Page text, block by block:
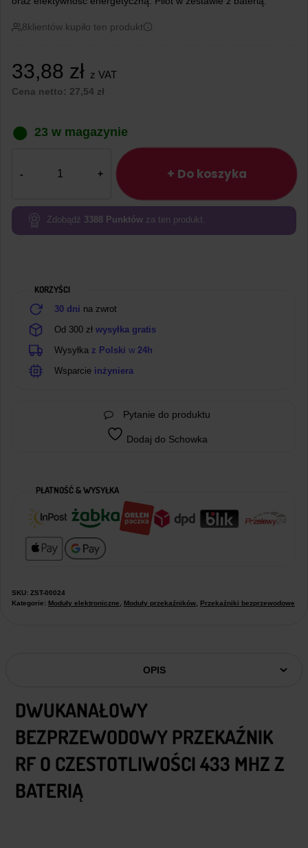
8klientów kupiło ten produkt
33,88 zł z VAT
Cena netto: 27,54 zł
23 w magazynie
Dwukanałowy
o
baterią
+ Do koszyka
Zdobądź 3388 Punktów za ten produkt.
KORZYŚCI
30 dni na zwrot
Od 300 zł wysyłka gratis
Wysyłka z Polski w 24h
Wsparcie inżyniera
Pytanie do produktu
Dodaj do Schowka
PŁATNOŚĆ & WYSYŁKA
SKU: ZST-00024
Kategorie: Moduły elektroniczne Moduły przekaźników Przekaźniki bezprzewodowe
OPIS
DWUKANAŁOWY
BEZPRZEWODOWY PRZEKAŹNIK
RF O CZESTOTLIWOŚCI 433 MHZ Z
BATERIĄ